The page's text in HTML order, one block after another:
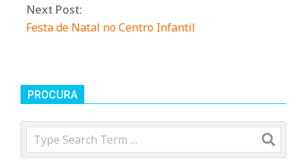
n
t
a
Next Post:
Festa de Natal no Centro Infantil
PROCURA
Search